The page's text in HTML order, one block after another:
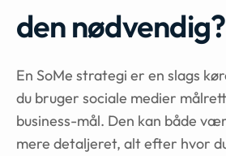
den nødvendig?
En SoMe strategi er en slags
du bruger sociale medier
business-mål. Den kan både
mere detaljeret, alt efter hvor